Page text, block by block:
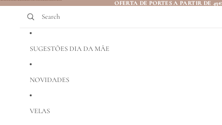
OFERTA DE PORTES A PARTIR DE 49€
OFERTA DE PORTES A PARTIR DE 49€
Search
SUGESTÕES DIA DA MÃE
NOVIDADES
VELAS